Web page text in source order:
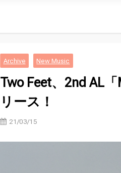
Archive New Music
Two Feet、2nd AL
リース！
21/03/15